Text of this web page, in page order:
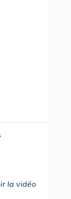
la vidéo